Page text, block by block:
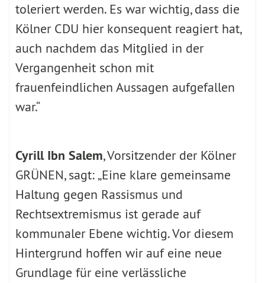
toleriert werden. Es war wichtig, dass die
Kölner CDU hier konsequent reagiert hat,
auch nachdem das Mitglied in der
Vergangenheit schon mit
frauenfeindlichen Aussagen aufgefallen
war.“
Cyrill Ibn Salem, Vorsitzender der Kölner
GRÜNEN, sagt: „Eine klare gemeinsame
Haltung gegen Rassismus und
Rechtsextremismus ist gerade auf
kommunaler Ebene wichtig. Vor diesem
Hintergrund hoffen wir auf eine neue
Grundlage für eine verlässliche